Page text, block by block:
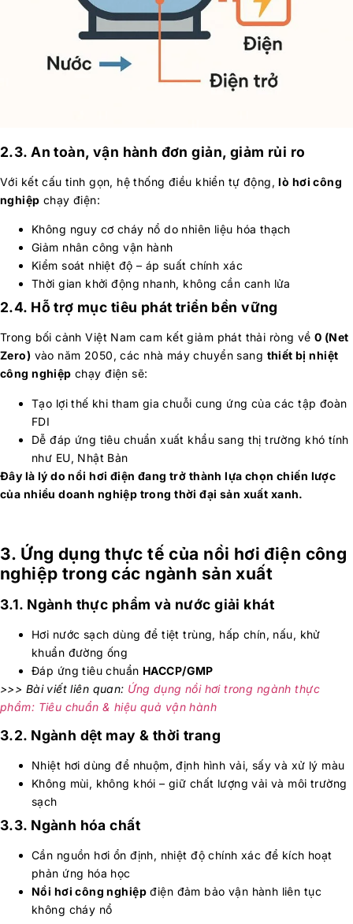
2.3. An toàn, vận hành đơn giản, giảm rủi ro
Với kết cấu tinh gọn, hệ thống điều khiển tự động,lò hơi công
nghiệp chạy điện:
Không nguy cơ cháy nổ do nhiên liệu hóa thạch
Giảm nhân công vận hành
Kiểm soát nhiệt độ – áp suất chính xác
Thời gian khởi động nhanh, không cần canh lửa
2.4. Hỗ trợ mục tiêu phát triển bền vững
Trong bối cảnh Việt Nam cam kết giảm phát thải ròng về0 (Net
Zero) vào năm 2050, các nhà máy chuyển sang thiết bị nhiệt
công nghiệp chạy điện sẽ:
Tạo lợi thế khi tham gia chuỗi cung ứng của các tập đoàn
FDI
Dễ đáp ứng tiêu chuẩn xuất khẩu sang thị trường khó tính
như EU, Nhật Bản
Đây là lý do nồi hơi điện đang trở thành lựa chọn chiến lược
của nhiều doanh nghiệp trong thời đại sản xuất xanh.
3. Ứng dụng thực tế của nồi hơi điện công
nghiệp trong các ngành sản xuất
3.1. Ngành thực phẩm và nước giải khát
Hơi nước sạch dùng để tiệt trùng, hấp chín, nấu, khử
khuẩn đường ống
Đáp ứng tiêu chuẩn HACCP/GMP
>>> Bài viết liên quan: Ứng dụng nồi hơi trong ngành thực
phẩm: Tiêu chuẩn & hiệu quả vận hành
3.2. Ngành dệt may & thời trang
Nhiệt hơi dùng để nhuộm, định hình vải, sấy và xử lý màu
Không mùi, không khói – giữ chất lượng vải và môi trường
sạch
3.3. Ngành hóa chất
Cần nguồn hơi ổn định, nhiệt độ chính xác để kích hoạt
phản ứng hóa học
Nồi hơi công nghiệpđiện đảm bảo vận hành liên tục
không cháy nổ